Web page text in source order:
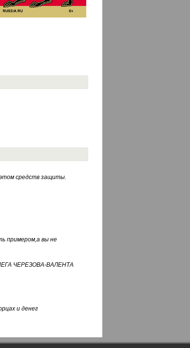
средств защиты.
примером,а вы не
ЧЕРЕЗОВА-ВАЛЕНТА
и денег